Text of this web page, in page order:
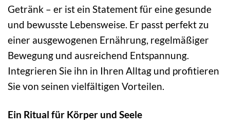
Getränk – er ist ein Statement für eine gesunde
und bewusste Lebensweise. Er passt perfekt zu
einer ausgewogenen Ernährung, regelmäßiger
Bewegung und ausreichend Entspannung.
Integrieren Sie ihn in Ihren Alltag und profitieren
Sie von seinen vielfältigen Vorteilen.
Ein Ritual für Körper und Seele